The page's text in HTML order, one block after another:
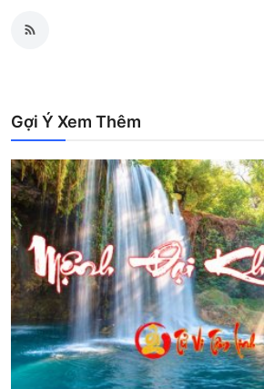
Gợi Ý Xem Thêm